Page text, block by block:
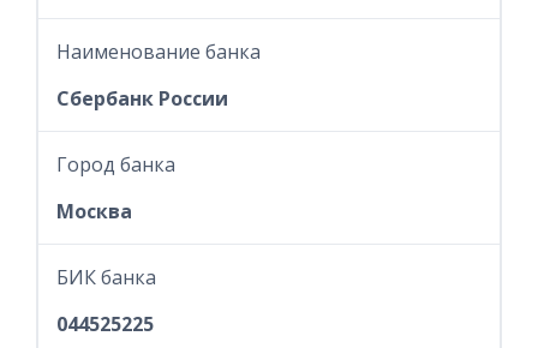
Наименование банка
Сбербанк России
Город банка
Москва
БИК банка
044525225